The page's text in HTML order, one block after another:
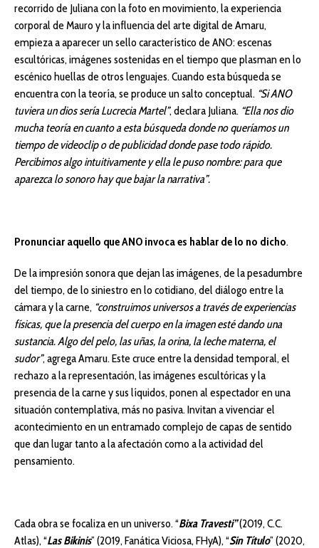
recorrido de Juliana con la foto en movimiento, la experiencia
corporal de Mauro y la influencia del arte digital de Amaru,
empieza a aparecer un sello característico de ANO: escenas
escultóricas, imágenes sostenidas en el tiempo que plasman en lo
escénico huellas de otros lenguajes. Cuando esta búsqueda se
encuentra con la teoría, se produce un salto conceptual. “Si ANO
tuviera un dios sería Lucrecia Martel”, declara Juliana. “Ella nos dio
mucha teoría en cuanto a esta búsqueda donde no queríamos un
tiempo de videoclip o de publicidad donde pase todo rápido.
Percibimos algo intuitivamente y ella le puso nombre: para que
aparezca lo sonoro hay que bajar la narrativa”.
Pronunciar aquello que ANO invoca es hablar de lo no dicho.
De la impresión sonora que dejan las imágenes, de la pesadumbre
del tiempo, de lo siniestro en lo cotidiano, del diálogo entre la
cámara y la carne, “construimos universos a través de experiencias
físicas, que la presencia del cuerpo en la imagen esté dando una
sustancia. Algo del pelo, las uñas, la orina, la leche materna, el
sudor”, agrega Amaru. Este cruce entre la densidad temporal, el
rechazo a la representación, las imágenes escultóricas y la
presencia de la carne y sus líquidos, ponen al espectador en una
situación contemplativa, más no pasiva. Invitan a vivenciar el
acontecimiento en un entramado complejo de capas de sentido
que dan lugar tanto a la afectación como a la actividad del
pensamiento.
Cada obra se focaliza en un universo. “Bixa Travesti”(2019, C.C.
Atlas), “Las Bikinis” (2019, Fanática Viciosa, FHyA), “Sin Título” (2020,